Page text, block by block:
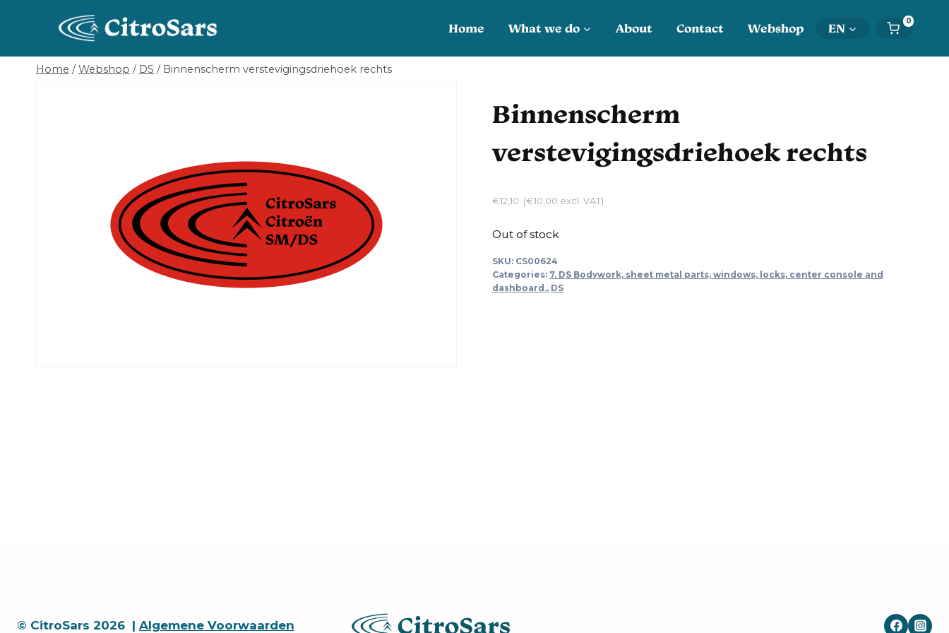
Home What we do About Contact Webshop EN 0
Home / Webshop / DS / Binnenscherm verstevigingsdriehoek rechts
Binnenscherm
verstevigingsdriehoek rechts
€12,10 (€10,00 excl. VAT)
Out of stock
SKU: CS00624
Categories: 7. DS Bodywork, sheet metal parts, windows, locks, center console and
dashboard., DS
© CitroSars 2026 | Algemene Voorwaarden